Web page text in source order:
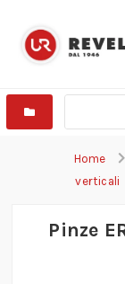
Home
verticali
Pinze